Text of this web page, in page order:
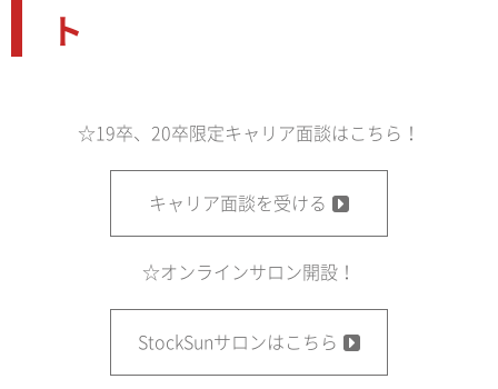
ト
☆19卒、20卒限定キャリア面談はこちら！
キャリア面談を受ける
☆オンラインサロン開設！
StockSunサロンはこちら